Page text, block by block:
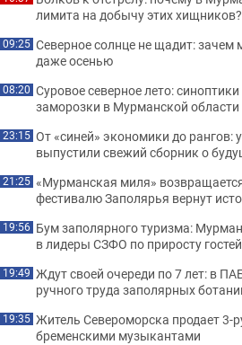
лимита на добычу этих хищников?
09:25 Северное солнце не щадит:
даже осенью
08:20 Суровое северное лето:
заморозки в Мурманской области
23:15 От «синей» экономики до рангов:
выпустили свежий сборник о
21:25 «Мурманская миля»
фестивалю Заполярья вернут
19:56 Бум заполярного туризма:
в лидеры СЗФО по приросту гостей
19:49 Ждут своей очереди по 7 лет: в
ручного труда заполярных
19:35 Житель Североморска продает 3-
бременскими музыкантами